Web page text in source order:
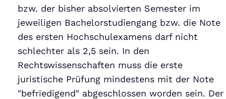
bzw. der bisher absolvierten Semester im
jeweiligen Bachelorstudiengang bzw. die Note
des ersten Hochschulexamens darf nicht
schlechter als 2,5 sein. In den
Rechtswissenschaften muss die erste
juristische Prüfung mindestens mit der Note
"befriedigend" abgeschlossen worden sein. Der